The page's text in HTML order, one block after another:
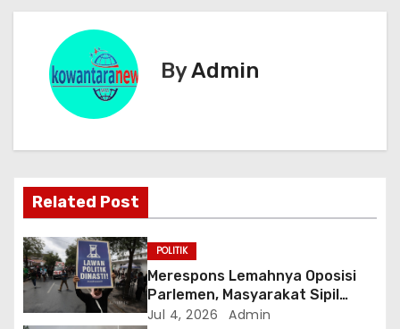
s
i
p
o
s
ByAdmin
Related Post
POLITIK
Merespons Lemahnya Oposisi
Parlemen, Masyarakat Sipil
Bentuk “Kabinet Bayangan”
Jul 4, 2026 Admin